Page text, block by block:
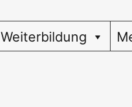
Weiterbildung